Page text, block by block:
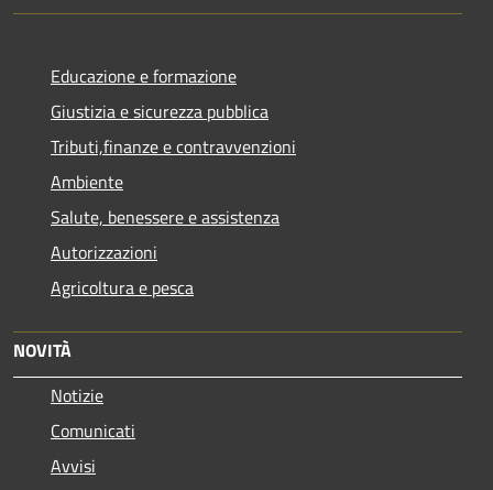
Educazione e formazione
Giustizia e sicurezza pubblica
Tributi,finanze e contravvenzioni
Ambiente
Salute, benessere e assistenza
Autorizzazioni
Agricoltura e pesca
NOVITÀ
Notizie
Comunicati
Avvisi